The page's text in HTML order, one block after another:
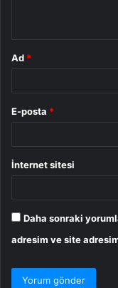
Ad *
E-posta *
İnternet sitesi
Daha sonraki
adresim ve site